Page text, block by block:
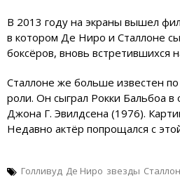
В 2013 году на экраны вышел
в котором Де Ниро и Сталлоне
боксёров, вновь встретившихся
Сталлоне же больше известен по
роли. Он сыграл Рокки Бальбоа
Джона Г. Эвилдсена (1976).
Недавно актёр попрощался с
Голливуд Де Ниро звезды